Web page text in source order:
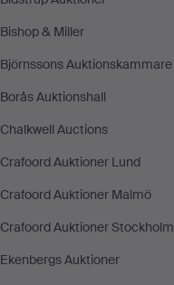
Bishop & Miller
Björnssons Auktionskammare
Borås Auktionshall
Chalkwell Auctions
Crafoord Auktioner Lund
Crafoord Auktioner Malmö
Crafoord Auktioner Stockholm
Ekenbergs Auktioner